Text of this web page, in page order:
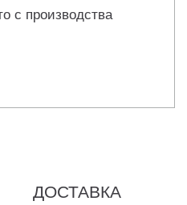
с производства
ДОСТАВКА